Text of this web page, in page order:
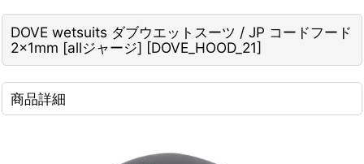
DOVE wetsuits ダブウエットスーツ / JP コードフード
2×1mm [allジャージ] [DOVE_HOOD_21]
商品詳細